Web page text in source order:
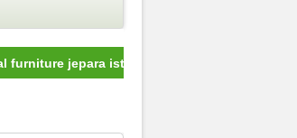
jepara istimewa dengan kualitas terbaik